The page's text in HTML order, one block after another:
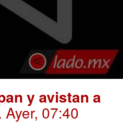
y avistan a
Ayer, 07:40